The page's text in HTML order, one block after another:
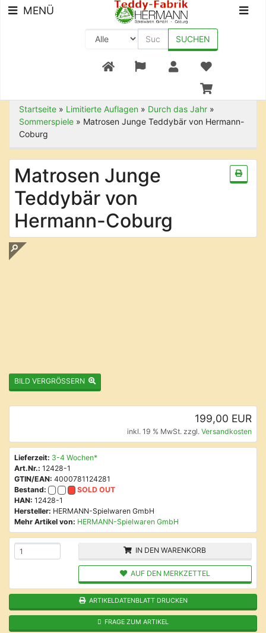
+49 (0) 9561-8590-0
MENÜ
SUCHEN
Startseite » Limitierte Auflagen » Durch das Jahr »
Sommerspiele » Matrosen Junge Teddybär von Hermann-
Coburg
Matrosen Junge
Teddybär von
Hermann-Coburg
BILD VERGRÖSSERN
199,00 EUR
inkl. 19 % MwSt. zzgl. Versandkosten
Lieferzeit: 3-4 Wochen*
Art.Nr.: 12428-1
GTIN/EAN: 4000781124281
Bestand:
SOLD OUT
HAN: 12428-1
Hersteller: HERMANN-Spielwaren GmbH
Mehr Artikel von: HERMANN-Spielwaren GmbH
IN DEN WARENKORB
AUF DEN MERKZETTEL
ARTIKELDATENBLATT DRUCKEN
FRAGE ZUM ARTIKEL